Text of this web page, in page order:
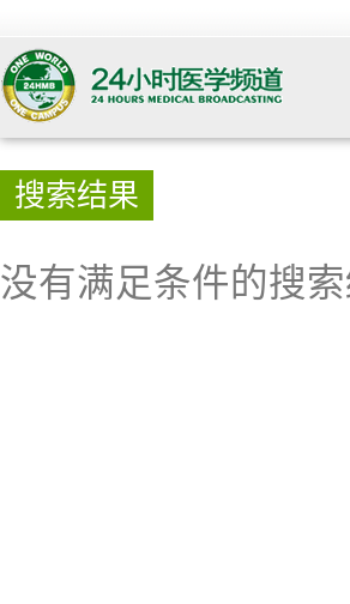
搜索结果
没有满足条件的搜索